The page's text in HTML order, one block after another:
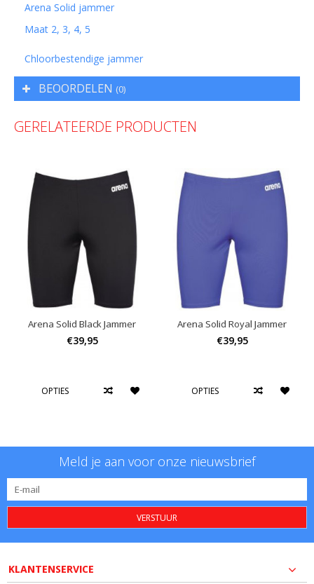
Arena Solid jammer
Maat 2, 3, 4, 5
Chloorbestendige jammer
BEOORDELEN (0)
GERELATEERDE PRODUCTEN
Arena Solid Black Jammer
€39,95
OPTIES
Arena Solid Royal Jammer
€39,95
OPTIES
Meld je aan voor onze nieuwsbrief
VERSTUUR
KLANTENSERVICE